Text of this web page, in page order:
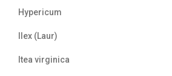
Hypericum
Ilex (Laur)
Itea virginica